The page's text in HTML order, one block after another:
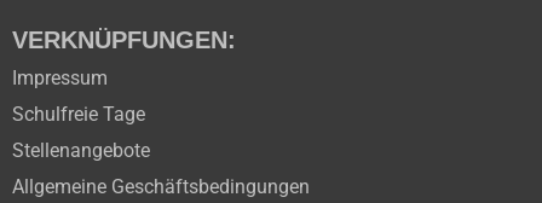
VERKNÜPFUNGEN:
Impressum
Schulfreie Tage
Stellenangebote
Allgemeine Geschäftsbedingungen